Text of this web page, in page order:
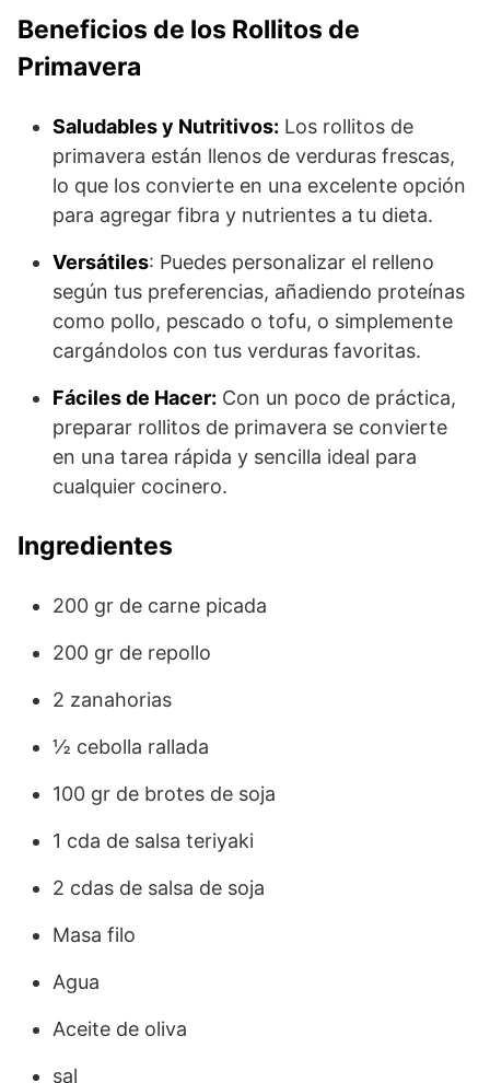
Beneficios de los Rollitos de
Primavera
Saludables y Nutritivos: Los rollitos de
primavera están llenos de verduras frescas,
lo que los convierte en una excelente opción
para agregar fibra y nutrientes a tu dieta.
Versátiles: Puedes personalizar el relleno
según tus preferencias, añadiendo proteínas
como pollo, pescado o tofu, o simplemente
cargándolos con tus verduras favoritas.
Fáciles de Hacer: Con un poco de práctica,
preparar rollitos de primavera se convierte
en una tarea rápida y sencilla ideal para
cualquier cocinero.
Ingredientes
200 gr de carne picada
200 gr de repollo
2 zanahorias
½ cebolla rallada
100 gr de brotes de soja
1 cda de salsa teriyaki
2 cdas de salsa de soja
Masa filo
Agua
Aceite de oliva
sal